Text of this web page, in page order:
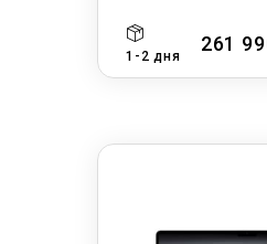
261
1-2 дня